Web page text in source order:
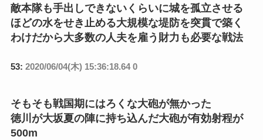
敵本隊も手出しできないくらいに城を孤立させる
ほどの水をせき止める大規模な堤防を突貫で築く
わけだから大多数の人夫を雇う財力も必要な戦法
53: 2020/06/04(木) 15:36:18.64 0
そもそも戦国期にはろくな大砲が無かった
徳川が大坂夏の陣に持ち込んだ大砲が有効射程が
500m